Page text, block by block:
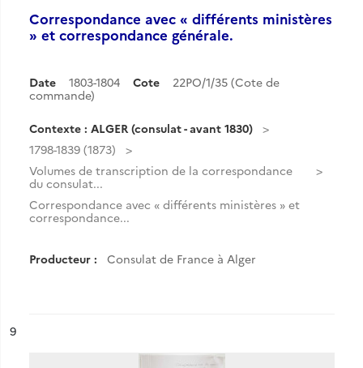
Correspondance avec « différents ministères
» et correspondance générale.
Date 1803-1804 Cote
22PO/1/35 (Cote de
commande)
Contexte : ALGER (consulat - avant 1830)
1798-1839 (1873)
Volumes de transcription de la correspondance
du consulat...
Correspondance avec « différents ministères » et
correspondance...
Producteur : Consulat de France à Alger
n°
9